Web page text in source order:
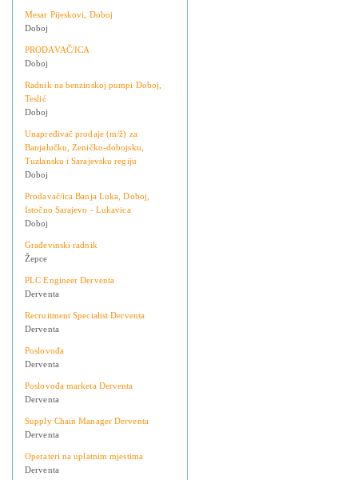
Mesar Pijeskovi, Doboj
Doboj
PRODAVAČ/ICA
Doboj
Radnik na benzinskoj pumpi Doboj,
Teslić
Doboj
Unapređivač prodaje (m/ž) za
Banjalučku, Zeničko-dobojsku,
Tuzlansku i Sarajevsku regiju
Doboj
Prodavač/ica Banja Luka, Doboj,
Istočno Sarajevo - Lukavica
Doboj
Građevinski radnik
Žepce
PLC Engineer Derventa
Derventa
Recruitment Specialist Derventa
Derventa
Poslovođa
Derventa
Poslovođa marketa Derventa
Derventa
Supply Chain Manager Derventa
Derventa
Operateri na uplatnim mjestima
Derventa